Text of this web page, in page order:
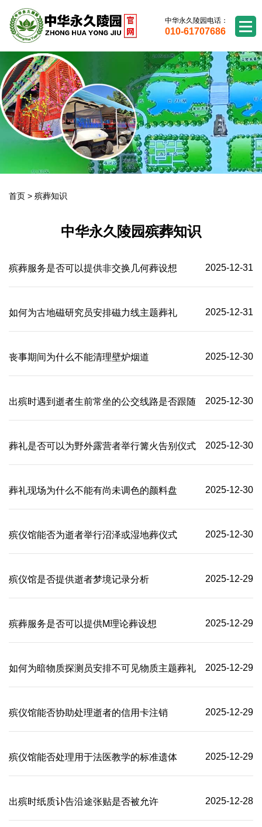
中华永久陵园电话：
010-61707686
首页 > 殡葬知识
中华永久陵园殡葬知识
殡葬服务是否可以提供非交换几何葬设想 2025-12-31
如何为古地磁研究员安排磁力线主题葬礼 2025-12-31
丧事期间为什么不能清理壁炉烟道 2025-12-30
出殡时遇到逝者生前常坐的公交线路是否跟随 2025-12-30
葬礼是否可以为野外露营者举行篝火告别仪式 2025-12-30
葬礼现场为什么不能有尚未调色的颜料盘 2025-12-30
殡仪馆能否为逝者举行沼泽或湿地葬仪式 2025-12-30
殡仪馆是否提供逝者梦境记录分析 2025-12-29
殡葬服务是否可以提供M理论葬设想 2025-12-29
如何为暗物质探测员安排不可见物质主题葬礼 2025-12-29
殡仪馆能否协助处理逝者的信用卡注销 2025-12-29
殡仪馆能否处理用于法医教学的标准遗体 2025-12-29
出殡时纸质讣告沿途张贴是否被允许 2025-12-28